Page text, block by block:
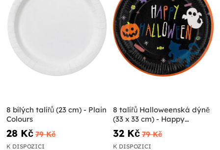
8 bílých talířů (23 cm) - Plain
Colours
28 Kč 79 Kč
K DISPOZICI
8 talířů Halloweenská dýně
(33 x 33 cm) - Happy
Halloween
32 Kč 79 Kč
K DISPOZICI